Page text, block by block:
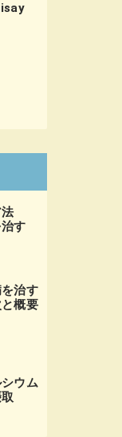
す
治す
概要
ウム